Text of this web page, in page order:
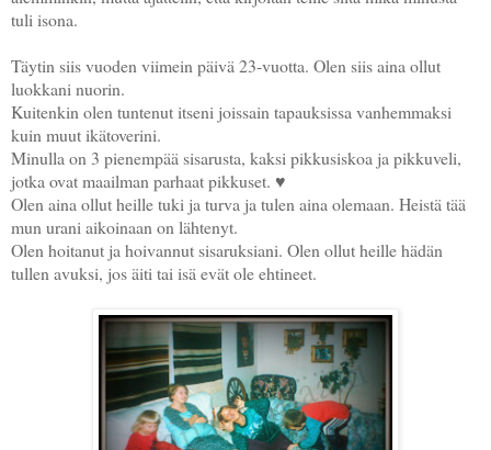
tuli isona.
Täytin siis vuoden viimein päivä 23-vuotta. Olen siis aina ollut
luokkani nuorin.
Kuitenkin olen tuntenut itseni joissain tapauksissa vanhemmaksi
kuin muut ikätoverini.
Minulla on 3 pienempää sisarusta, kaksi pikkusiskoa ja pikkuveli,
jotka ovat maailman parhaat pikkuset. ♥
Olen aina ollut heille tuki ja turva ja tulen aina olemaan. Heistä tää
mun urani aikoinaan on lähtenyt.
Olen hoitanut ja hoivannut sisaruksiani. Olen ollut heille hädän
tullen avuksi, jos äiti tai isä evät ole ehtineet.